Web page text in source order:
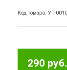
Код товара: УТ-
290 руб.